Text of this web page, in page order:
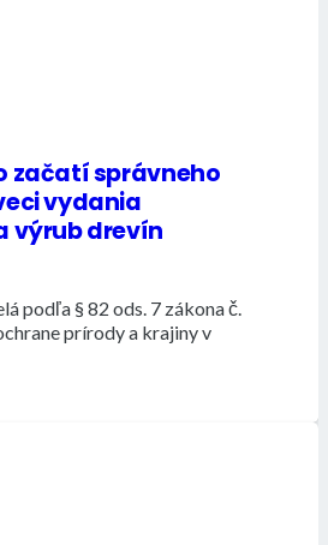
začatí správneho
vydania
výrub drevín
podľa § 82 ods. 7 zákona č.
prírody a krajiny v